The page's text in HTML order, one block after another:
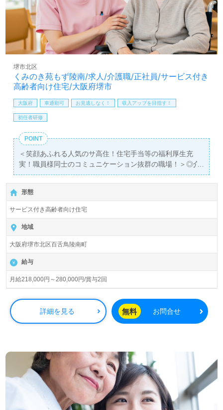
くみのき苑もず陵南/求人/介護職/正社員/サービス付き
高齢者向け住宅/大阪府堺市
堺市北区
大阪府 車通勤可 お見逃しなく！ 収入アップを目指す！
初任者研修
POINT
＜笑顔あふれる人気のサ高住！住宅手当等の福利厚生充
実！職員様同士のコミュニケーション抜群の職場！＞◎介
護職/正社員募集◎
【月給218,000円～280,000円/賞与2回】＊初任者研修以上
有資格者向け求人＊『上野芝駅』徒歩15分。お車通勤可能
です。
入居定員32名（32室/全室個室）『くみのき苑もず陵南』
社会福祉法人ラポール会（本部：大阪府狭山市）様の運営
です。大阪府を中心に診療所、デイサービス、ショートス
テイ、介護付き有料老人ホーム、グループホーム、小規模
多機能居宅介護、特別養護老人ホーム、ヘルパーステーシ
ョン、訪問看護ステーション事業を展開されています。
◎幅広い年代層の職員様が活躍中！安心、喜び、感動の
『ゆとりに満ちた豊かな暮らし』をプロデュースされる事
業所様！◎
いただけるあたたかな職場環境、少人数制のサ高住でご利
用者様との距離も近い環境面うれしいポイント！『ご利用
者様お一人おひとりに寄り添いたい、資格/経験を活かした
い』『笑顔いっぱいの職場で働きたい、できるだけ介護度
低めの職場で働きたい』『施設形態や環境を変えて働きた
い』等の方も大歓迎です。募集詳細等、担当コンサルタン
形態
サービス付き高齢者向け住宅
地域
大阪府堺市北区百舌鳥陵南町
給与
月給218,000円～280,000円/賞与2回
詳細を見る 無料 お問合せ